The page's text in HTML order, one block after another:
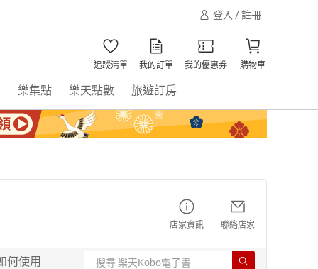
登入 / 註冊
追蹤清單 我的訂單 我的優惠券 購物車
樂集點 樂天點數 旅遊訂房
店家資訊 聯絡店家
何使用